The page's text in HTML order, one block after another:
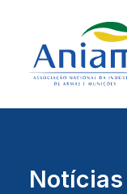
Notícias